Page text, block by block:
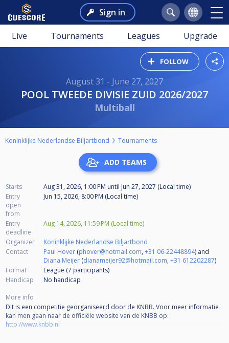
Sign in
Live Tournaments Leagues Upgrade
FOLLOW
August 31 - June 27, 2027
POOL TWEEDE DIVISIE ZUID 2026/2027
Multiball
Koninklijke Nederlandse Biljartbond Tournaments
ADD TEAMS
Starts Aug 31, 2026, 1:00 PM until Jun 27, 2027 (Local time)
Entry
open
from
Jun 15, 2026, 8:00 PM (Local time)
Entry
deadline
Aug 14, 2026, 11:59 PM (Local time)
Organizer
Koninklijke Nederlandse Biljartbond
Contact
Paul Hover (phover@hotmail.com,+31 06-22448894) and
Diana Meijer (dianameijer92@hotmail.com,+31 612202287)
Format
League (7 participants)
Handicap
No handicap
More info
Dit is een competitie georganiseerd door de KNBB. Voor meer informatie
kan men gaan naar de officiële website van de KNBB op:
http://www.knbb.nl